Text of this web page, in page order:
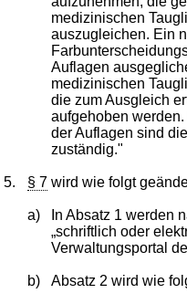
medizinischen
auszugleichen. Ein
Auflagen
medizinischen
die zum Ausgleich
aufgehoben
der Auflagen sind
zuständig."
5. § 7 wird wie folgt
a)
In Absatz 1 werden
„schriftlich oder
Verwaltungsportal
b) Absatz 2 wird wie